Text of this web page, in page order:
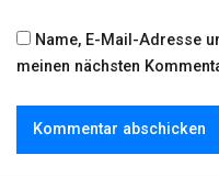
Name, E-Mail-Adresse
meinen nächsten